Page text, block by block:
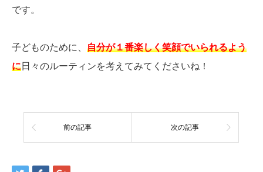
です。
子どものために、 自分が１番楽しく笑顔でいられるよう
に日々のルーティンを考えてみてくださいね！
前の記事 次の記事